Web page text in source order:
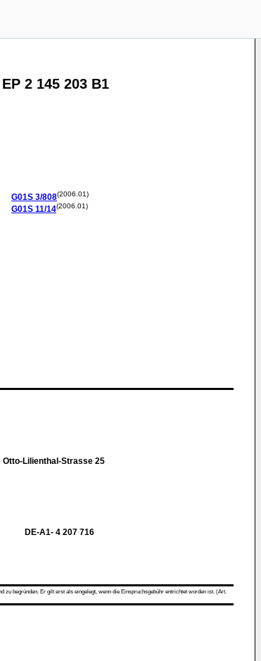
EP 2 145 203 B1
G01S 3/808(2006.01)
G01S 11/14(2006.01)
Lilienthal-Strasse 25
DE-A1- 4 207 716
zu begründen. Er gilt erst als eingelegt, wenn die Einspruchsgebühr entrichtet worden ist. (Art.